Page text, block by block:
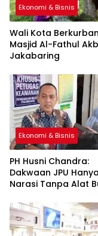
Ekonomi & Bisnis
Wali Kota
Masjid Al-Fathul
Jakabaring
Ekonomi & Bisnis
PH Husni Chandra:
Dakwaan JPU Hanya
Narasi Tanpa Alat